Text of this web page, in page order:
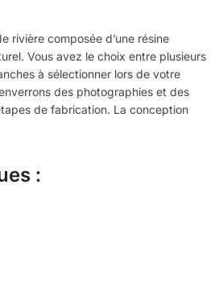
rivière composée d’une résine
Vous avez le choix entre plusieurs
à sélectionner lors de votre
des photographies et des
de fabrication. La conception
: